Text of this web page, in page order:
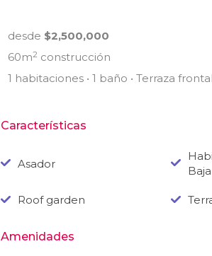
desde $2,500,000
60m2 construcción
1 habitaciones • 1 baño • Terraza
Características
Asador
Baja
Roof garden
Amenidades